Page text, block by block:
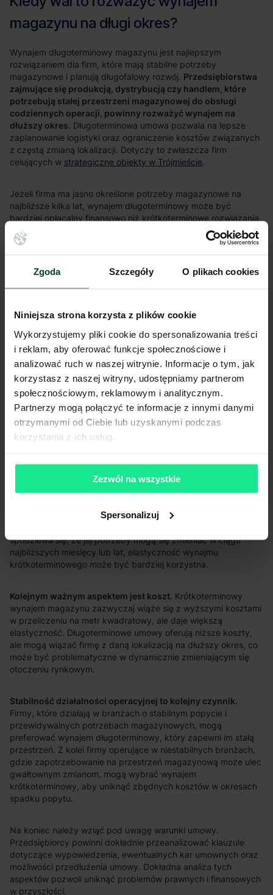
Zgoda Szczegóły O plikach cookies
Niniejsza strona korzysta z plików cookie
Wykorzystujemy pliki cookie do spersonalizowania treści
i reklam, aby oferować funkcje społecznościowe i
analizować ruch w naszej witrynie. Informacje o tym, jak
korzystasz z naszej witryny, udostępniamy partnerom
społecznościowym, reklamowym i analitycznym.
Partnerzy mogą połączyć te informacje z innymi danymi
otrzymanymi od Ciebie lub uzyskanymi podczas
korzystania z ich usług.
Zezwól na wszystkie
Spersonalizuj
Przedsiębiorstwa
zajmujące się produkcją, dystrybucją czy handlem, które
potrzebują stałej przestrzeni magazynowej do obsługi
codziennych operacji, powinny rozważyć wynajem na
dłuższy okres.
strategiczne obiekty w Trójmieście
Stabilność, jaką oferuje długoterminowy najem, pozwala na
dostosowanie przestrzeni magazynowej do specyficznych
krótkoterminowego.
wyborze między wynajmem krótkoterminowym a
Kolejnym ważnym aspektem jest koszt.
Stabilność działalności operacyjnej to kolejny czynnik.